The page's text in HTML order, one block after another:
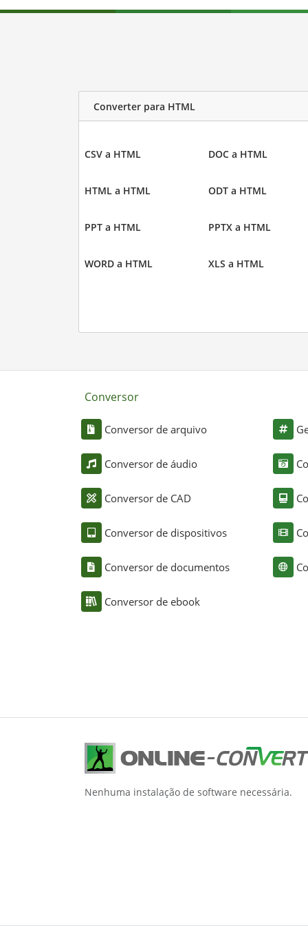
Converter para HTML
CSV a HTML DOC a HTML
HTML a HTML ODT a HTML
PPT a HTML PPTX a HTML
WORD a HTML XLS a HTML
Conversor
Conversor de arquivo
Conversor de áudio
Conversor de CAD
Conversor de dispositivos
Conversor de documentos
Conversor de ebook
Nenhuma instalação de software necessária.